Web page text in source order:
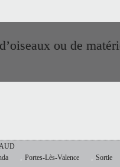
ou de
, Portes-Lès-Valence , Sortie